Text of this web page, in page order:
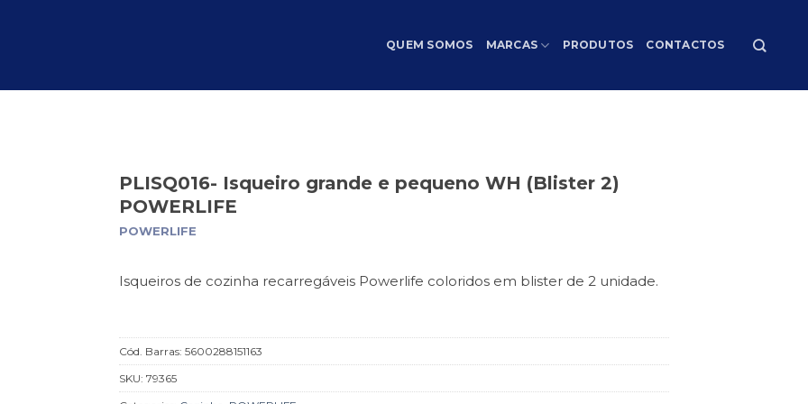
QUEM SOMOS MARCAS PRODUTOS CONTACTOS
PLISQ016- Isqueiro grande e pequeno WH (Blister 2)
POWERLIFE
POWERLIFE
Isqueiros de cozinha recarregáveis Powerlife coloridos em blister de 2 unidade.
Cód. Barras:5600288151163
SKU:79365